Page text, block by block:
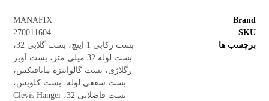
Brand
MANAFIX
SKU
270011604
برچسب ها
بست رکابی 1 اینچ، بست گلابی 32،
بست لوله 32 میلی متر، بست آویز
رگلاژی، بست گالوانیزه مانافیکس،
بست سقفی لوله، بست کلویس،
بست فاضلابی 32، Clevis Hanger